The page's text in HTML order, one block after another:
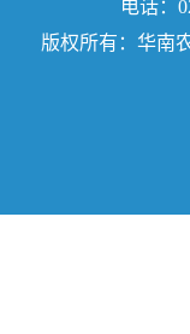
电话：
版权所有：华南